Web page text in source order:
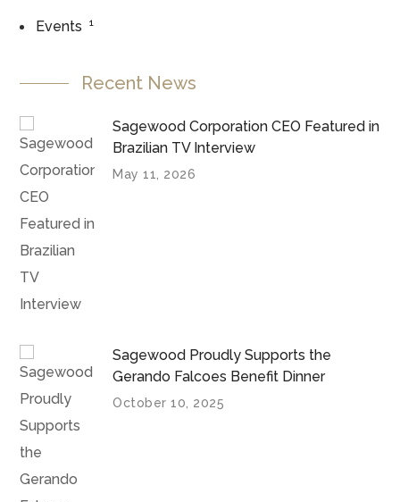
Events 1
Recent News
Sagewood Corporation CEO Featured in
Brazilian TV Interview
May 11, 2026
Sagewood Proudly Supports the
Gerando Falcoes Benefit Dinner
October 10, 2025